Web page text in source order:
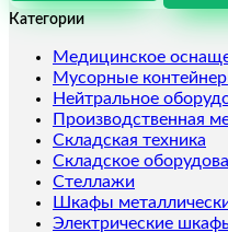
TOR
г/
п
2,0
т
30
м
Категории
Медицинское
Мусорные
Нейтральное
Производственная
Складская техника
Складское
Стеллажи
Шкафы
Электрические